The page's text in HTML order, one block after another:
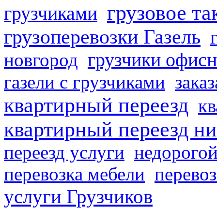
грузчиками грузовое
грузоперевозки Газель
новгород грузчики
газели с грузчиками
квартирный переезд
квартирный переезд
переезд услуги
перевозка мебели
услуги Грузчиков